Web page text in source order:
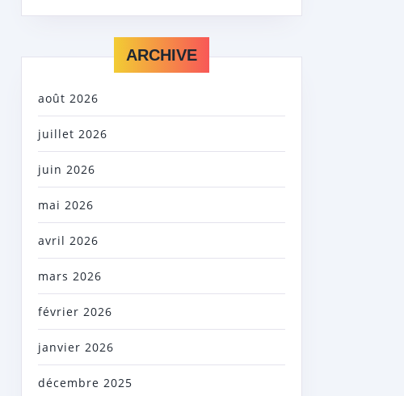
ARCHIVE
août 2026
juillet 2026
juin 2026
mai 2026
avril 2026
mars 2026
février 2026
janvier 2026
décembre 2025